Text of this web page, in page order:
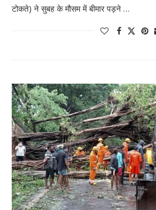
टोकते) ने सुबह के मौसम में बीमार पड़ने …